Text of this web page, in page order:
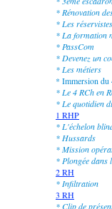
* Rénovation
* Les
* La formation
* PassCom
* Devenez un
* Les métiers
* Immersion du
* Le 4 RCh en
* Le quotidien
1 RHP
* L'échelon
* Hussards
* Mission
* Plongée dans
2 RH
* Infiltration
3 RH
* Clip de